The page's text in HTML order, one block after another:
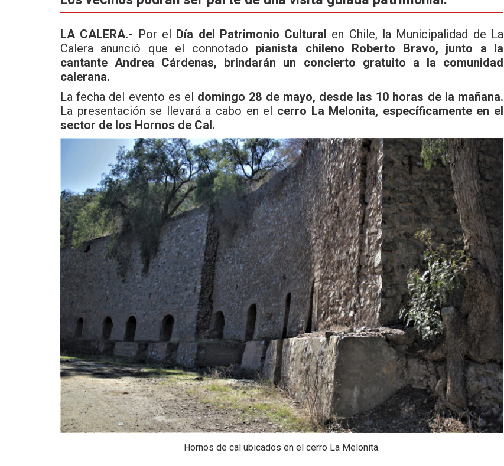
b
o
o
k
er s
A
p
p
LA CALERA.- Por el Día del Patrimonio Cultural en Chile, la Municipalidad de La
Calera anunció que el connotado pianista chileno Roberto Bravo, junto a la
cantante Andrea Cárdenas, brindarán un concierto gratuito a la comunidad
calerana.
La fecha del evento es el domingo 28 de mayo, desde las 10 horas de la mañana.
La presentación se llevará a cabo en el cerro La Melonita, específicamente en el
sector de los Hornos de Cal.
Hornos de cal ubicados en el cerro La Melonita.